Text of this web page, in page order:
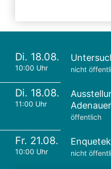
Di. 18.08.
10:00 Uhr nicht
Di. 18.08.
11:00 Uhr
öffentlich
Fr. 21.08.
10:00 Uhr nicht